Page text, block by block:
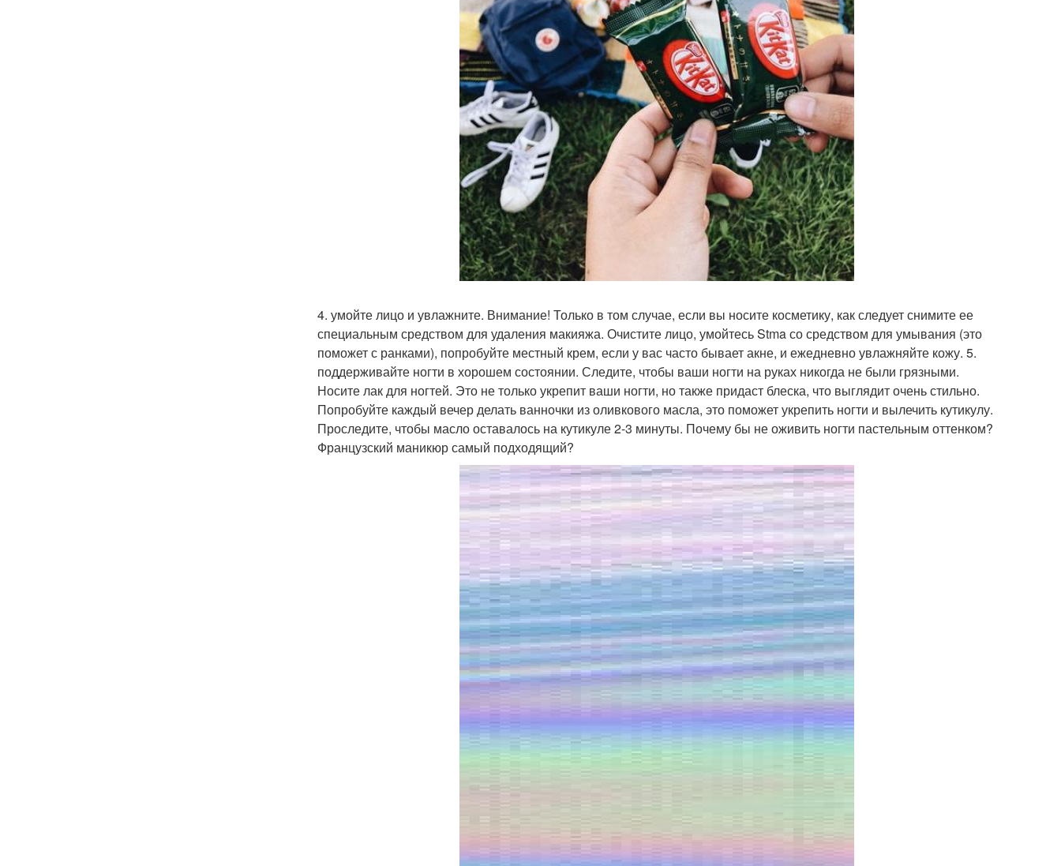
4. умойте лицо и увлажните. Внимание! Только в том случае, если вы носите косметику, как следует снимите ее
специальным средством для удаления макияжа. Очистите лицо, умойтесь Stma со средством для умывания (это
поможет с ранками), попробуйте местный крем, если у вас часто бывает акне, и ежедневно увлажняйте кожу. 5.
поддерживайте ногти в хорошем состоянии. Следите, чтобы ваши ногти на руках никогда не были грязными.
Носите лак для ногтей. Это не только укрепит ваши ногти, но также придаст блеска, что выглядит очень стильно.
Попробуйте каждый вечер делать ванночки из оливкового масла, это поможет укрепить ногти и вылечить кутикулу.
Проследите, чтобы масло оставалось на кутикуле 2-3 минуты. Почему бы не оживить ногти пастельным оттенком?
Французский маникюр самый подходящий?